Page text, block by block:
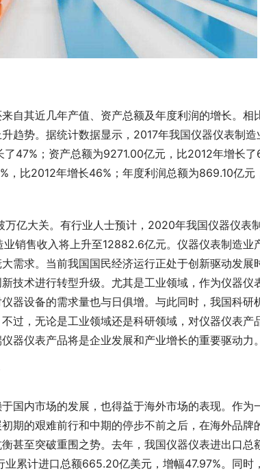
其近几年产值、资产总额及年度利润的增长。相
趋势。据统计数据显示，2017年我国仪器仪表制造
47%；资产总额为9271.00亿元，比2012年增长了
，比2012年增长46%；年度利润总额为869.10亿元
大关。有行业人士预计，2020年我国仪器仪表
销售收入将上升至12882.6亿元。仪器仪表制造业
需求。当前我国国民经济运行正处于创新驱动发展
技术进行转型升级。尤其是工业领域，作为仪器仪
器设备的需求量也与日俱增。与此同时，我国科研
过，无论是工业领域还是科研领域，对仪器仪表产
器仪表产品将是企业发展和产业增长的重要驱动力。
内市场的发展，也得益于海外市场的表现。作为
期的艰难前行和中期的停步不前之后，在海外品牌
甚至突破重围之势。去年，我国仪器仪表进出口总
累计进口总额665.20亿美元，增幅47.97%。同时